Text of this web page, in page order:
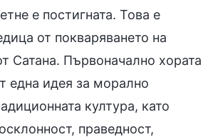
е постигната. Това е
от покваряването на
Сатана. Първоначално хората
една идея за морално
култура, като
праведност,